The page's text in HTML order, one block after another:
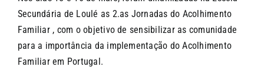
Secundária de Loulé as 2.as Jornadas do Acolhimento
Familiar , com o objetivo de sensibilizar as comunidade
para a importância da implementação do Acolhimento
Familiar em Portugal.